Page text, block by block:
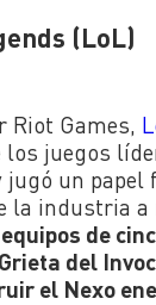
(LoL)
Riot Games,
los juegos
jugó un papel
la industria
de
del
el Nexo